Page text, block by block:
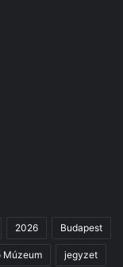
2026 Budapest
Múzeum jegyzet